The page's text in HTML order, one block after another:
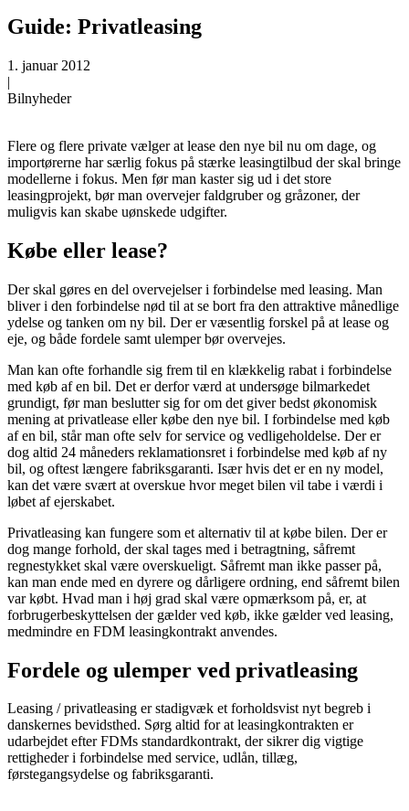
Guide: Privatleasing
1. januar 2012
|
Bilnyheder
Flere og flere private vælger at lease den nye bil nu om dage, og
importørerne har særlig fokus på stærke leasingtilbud der skal bringe
modellerne i fokus. Men før man kaster sig ud i det store
leasingprojekt, bør man overvejer faldgruber og gråzoner, der
muligvis kan skabe uønskede udgifter.
Købe eller lease?
Der skal gøres en del overvejelser i forbindelse med leasing. Man
bliver i den forbindelse nød til at se bort fra den attraktive månedlige
ydelse og tanken om ny bil. Der er væsentlig forskel på at lease og
eje, og både fordele samt ulemper bør overvejes.
Man kan ofte forhandle sig frem til en klækkelig rabat i forbindelse
med køb af en bil. Det er derfor værd at undersøge bilmarkedet
grundigt, før man beslutter sig for om det giver bedst økonomisk
mening at privatlease eller købe den nye bil. I forbindelse med køb
af en bil, står man ofte selv for service og vedligeholdelse. Der er
dog altid 24 måneders reklamationsret i forbindelse med køb af ny
bil, og oftest længere fabriksgaranti. Især hvis det er en ny model,
kan det være svært at overskue hvor meget bilen vil tabe i værdi i
løbet af ejerskabet.
Privatleasing kan fungere som et alternativ til at købe bilen. Der er
dog mange forhold, der skal tages med i betragtning, såfremt
regnestykket skal være overskueligt. Såfremt man ikke passer på,
kan man ende med en dyrere og dårligere ordning, end såfremt bilen
var købt. Hvad man i høj grad skal være opmærksom på, er, at
forbrugerbeskyttelsen der gælder ved køb, ikke gælder ved leasing,
medmindre en FDM leasingkontrakt anvendes.
Fordele og ulemper ved privatleasing
Leasing / privatleasing er stadigvæk et forholdsvist nyt begreb i
danskernes bevidsthed. Sørg altid for at leasingkontrakten er
udarbejdet efter FDMs standardkontrakt, der sikrer dig vigtige
rettigheder i forbindelse med service, udlån, tillæg,
førstegangsydelse og fabriksgaranti.